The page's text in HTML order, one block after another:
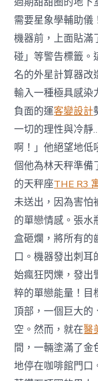
需要星象學輔助儀
機器前，上面貼滿
碰」等警告標籤。
名的外星計算器改
輸入一種極具感染
負面的運客變設計
一切的理性與冷靜
啊！」他絕望地低
個他為林天秤準備
的天秤座THE R3
未送出，因為害怕
的單戀情感。張水
盒砸爛，將所有的
口。機器發出刺耳
始瘋狂閃爍，發出
粹的單戀能量！目
頂部，一個巨大的
空。然而，就在醫
間，一輛塗滿了金
地停在咖啡館門口